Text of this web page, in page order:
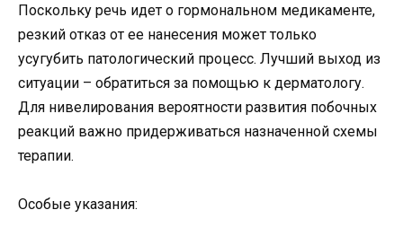
Поскольку речь идет о гормональном медикаменте,
резкий отказ от ее нанесения может только
усугубить патологический процесс. Лучший выход из
ситуации – обратиться за помощью к дерматологу.
Для нивелирования вероятности развития побочных
реакций важно придерживаться назначенной схемы
терапии.
Особые указания: